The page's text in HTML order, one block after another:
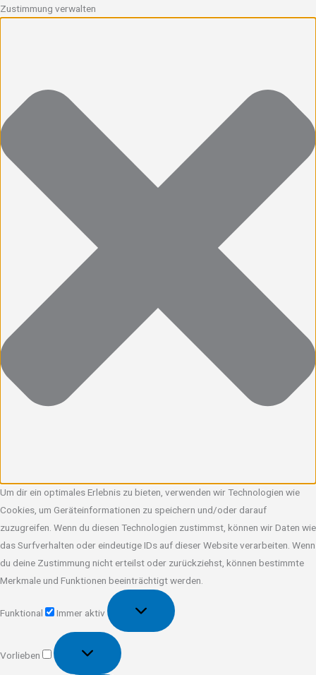
Zustimmung verwalten
Um dir ein optimales Erlebnis zu bieten, verwenden wir Technologien wie
Cookies, um Geräteinformationen zu speichern und/oder darauf
zuzugreifen. Wenn du diesen Technologien zustimmst, können wir Daten wie
das Surfverhalten oder eindeutige IDs auf dieser Website verarbeiten. Wenn
du deine Zustimmung nicht erteilst oder zurückziehst, können bestimmte
Merkmale und Funktionen beeinträchtigt werden.
Funktional
Immer aktiv
Vorlieben
Vorlieben